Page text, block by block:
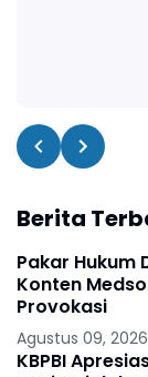
Berita
Pakar Hukum
Konten
Provokasi
Agustus 09, 2026
KBPBI